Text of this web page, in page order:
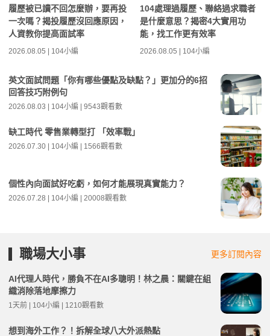
履歷被已讀不回怎麼辦，要再投
一次嗎？揭投履歷沒回應原因，
人資教你提高面試率
2026.08.05 | 104小編
104處理過履歷、聯絡過求職者
是什麼意思？揭密4大實用功
能，找工作更有效率
2026.08.05 | 104小編
英文面試問題「你有哪些優點及缺點？」更加分的6招
回答技巧附例句
2026.08.03 | 104小編 | 9543觀看數
缺工時代 零售業轉型打 「效率戰」
2026.07.30 | 104小編 | 1566觀看數
個性內向面試好吃虧，如何才能展現真實能力？
2026.07.28 | 104小編 | 20008觀看數
職場大小事 更多訂閱內容
AI代理人時代，勝負不在AI多聰明！林之晨：關鍵在組
織消除落地摩擦力
1天前 | 104小編 | 1210觀看數
想到海外工作？！拆解全球八大外派熱點